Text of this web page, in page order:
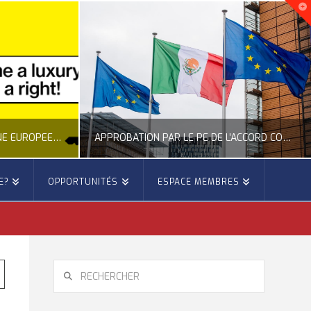
NOUVELLE INITIATIVE CITOYENNE EUROPÉENNE SUR LE LOGEMENT
LOGEMENT
APPROBATION PAR LE PE DE L’ACCORD COMMERCIAL ENTRE L’UE ET LE MEXIQUE
ACTION EXTÉRIEURE, ACTUALITÉ DE L'UNION EUROPÉENNE
JUILLET 22, 2026
OPPORTUNITÉS ESPACE MEMBRES